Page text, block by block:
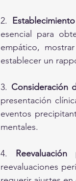
2.
esencial para
empático,
establecer un
3. Consideración
presentación
eventos
mentales.
4. Reevaluación
reevaluaciones